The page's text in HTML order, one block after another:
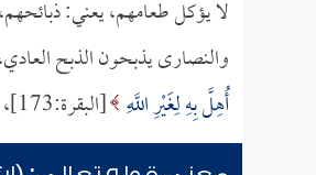
لا يؤكل طعامهم، يعني:
والنصارى يذبحون الذبح
أُهِلَّ بِهِ لِغَيْرِ اللَّهِ [البقرة:173]، وهكذا ذبائح الشيوعيين فإنهم ملاحدة أكفر من الوثنيين فلا تؤكل ذبيحتهم، نسأل الله العافية.